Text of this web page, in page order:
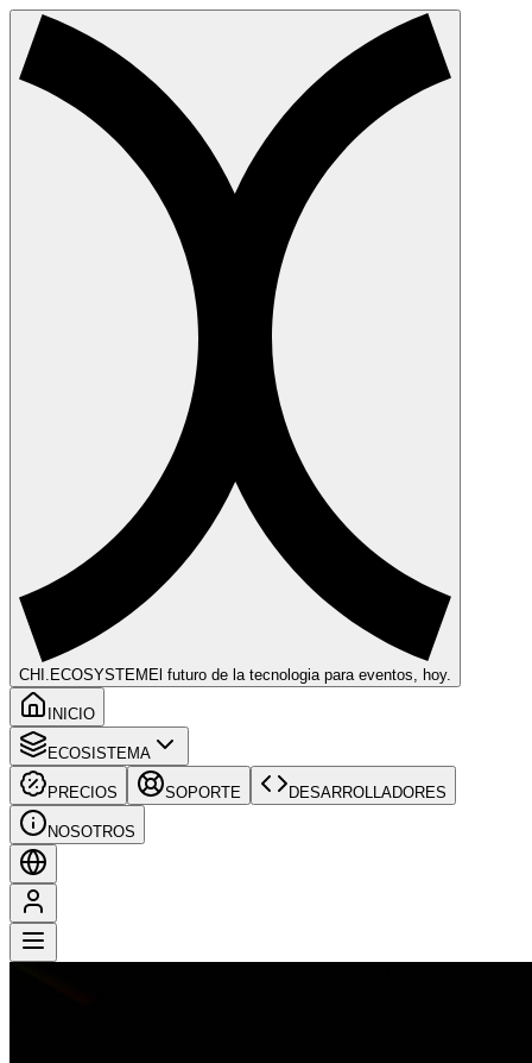
CHI .ECOSYSTEM El futuro de la tecnologia para eventos, hoy.
INICIO
ECOSISTEMA
PRECIOS SOPORTE DESARROLLADORES
NOSOTROS